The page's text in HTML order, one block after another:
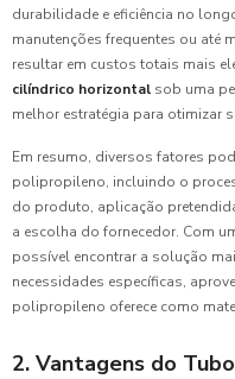
durabilidade e eficiência no
manutenções frequentes ou até
resultar em custos totais mais
cilíndrico horizontal sob uma
melhor estratégia para otimizar
Em resumo, diversos fatores
polipropileno, incluindo o
do produto, aplicação
a escolha do fornecedor. Com
possível encontrar a solução
necessidades específicas,
polipropileno oferece como
2. Vantagens do